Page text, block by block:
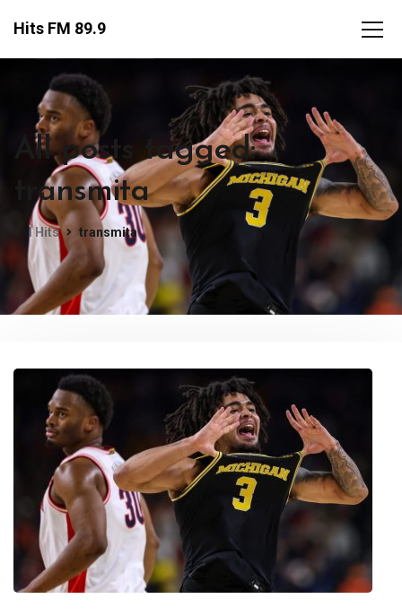
Hits FM 89.9
All posts tagged:
transmita
FM Hits transmita